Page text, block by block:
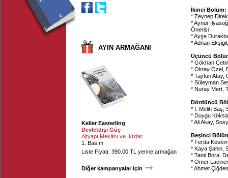
AYIN ARMAĞANI
Keller Easterling
Devletdışı Güç
Altyapı Mekânı ve İktidar
1. Basım
Liste Fiyatı: 390.00 TL yerine armağan
Diğer kampanyalar için
İkinci Bölüm:
* Zeynep
* Aynur
Önerisi
* Ayşe
* Adnan
Üçüncü
* Gökhan
* Oktay Özel,
* Tayfun Atay,
* Süleyman
* Nuray Mert,
Dördüncü
* İ. Melih Baş,
* Duygu
* Ali Akay,
Beşinci
* Ferda
* Kaya Şahin,
* Tanıl Bora,
* Ömer
* Ahmet